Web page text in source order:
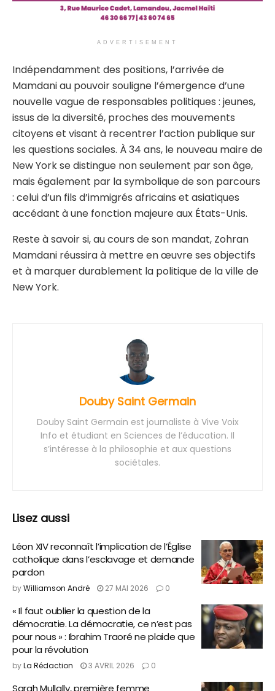
ADVERTISEMENT
Indépendamment des positions, l’arrivée de
Mamdani au pouvoir souligne l’émergence d’une
nouvelle vague de responsables politiques : jeunes,
issus de la diversité, proches des mouvements
citoyens et visant à recentrer l’action publique sur
les questions sociales. À 34 ans, le nouveau maire de
New York se distingue non seulement par son âge,
mais également par la symbolique de son parcours
: celui d’un fils d’immigrés africains et asiatiques
accédant à une fonction majeure aux États-Unis.
Reste à savoir si, au cours de son mandat, Zohran
Mamdani réussira à mettre en œuvre ses objectifs
et à marquer durablement la politique de la ville de
New York.
Douby Saint Germain
Douby Saint Germain est journaliste à Vive Voix
Info et étudiant en Sciences de l’éducation. Il
s’intéresse à la philosophie et aux questions
sociétales.
Lisez aussi
Léon XIV reconnaît l’implication de l’Église
catholique dans l’esclavage et demande
pardon
byWilliamson André 27 MAI 2026 0
« Il faut oublier la question de la
démocratie. La démocratie, ce n’est pas
pour nous » : Ibrahim Traoré ne plaide que
pour la révolution
byLa Rédaction 3 AVRIL 2026 0